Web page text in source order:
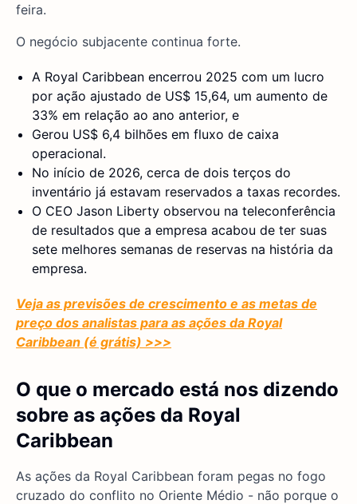
feira.
O negócio subjacente continua forte.
A Royal Caribbean encerrou 2025 com um lucro
por ação ajustado de US$ 15,64, um aumento de
33% em relação ao ano anterior, e
Gerou US$ 6,4 bilhões em fluxo de caixa
operacional.
No início de 2026, cerca de dois terços do
inventário já estavam reservados a taxas recordes.
O CEO Jason Liberty observou na teleconferência
de resultados que a empresa acabou de ter suas
sete melhores semanas de reservas na história da
empresa.
Veja as previsões de crescimento e as metas de
preço dos analistas para as ações da Royal
Caribbean (é grátis) >>>
O que o mercado está nos dizendo
sobre as ações da Royal
Caribbean
As ações da Royal Caribbean foram pegas no fogo
cruzado do conflito no Oriente Médio - não porque o